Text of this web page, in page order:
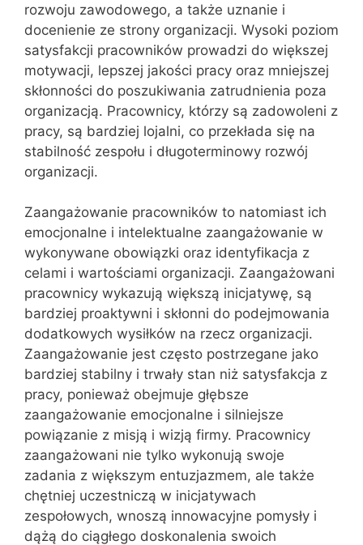
rozwoju zawodowego, a także uznanie i
docenienie ze strony organizacji. Wysoki poziom
satysfakcji pracowników prowadzi do większej
motywacji, lepszej jakości pracy oraz mniejszej
skłonności do poszukiwania zatrudnienia poza
organizacją. Pracownicy, którzy są zadowoleni z
pracy, są bardziej lojalni, co przekłada się na
stabilność zespołu i długoterminowy rozwój
organizacji.
Zaangażowanie pracowników to natomiast ich
emocjonalne i intelektualne zaangażowanie w
wykonywane obowiązki oraz identyfikacja z
celami i wartościami organizacji. Zaangażowani
pracownicy wykazują większą inicjatywę, są
bardziej proaktywni i skłonni do podejmowania
dodatkowych wysiłków na rzecz organizacji.
Zaangażowanie jest często postrzegane jako
bardziej stabilny i trwały stan niż satysfakcja z
pracy, ponieważ obejmuje głębsze
zaangażowanie emocjonalne i silniejsze
powiązanie z misją i wizją firmy. Pracownicy
zaangażowani nie tylko wykonują swoje
zadania z większym entuzjazmem, ale także
chętniej uczestniczą w inicjatywach
zespołowych, wnoszą innowacyjne pomysły i
dążą do ciągłego doskonalenia swoich